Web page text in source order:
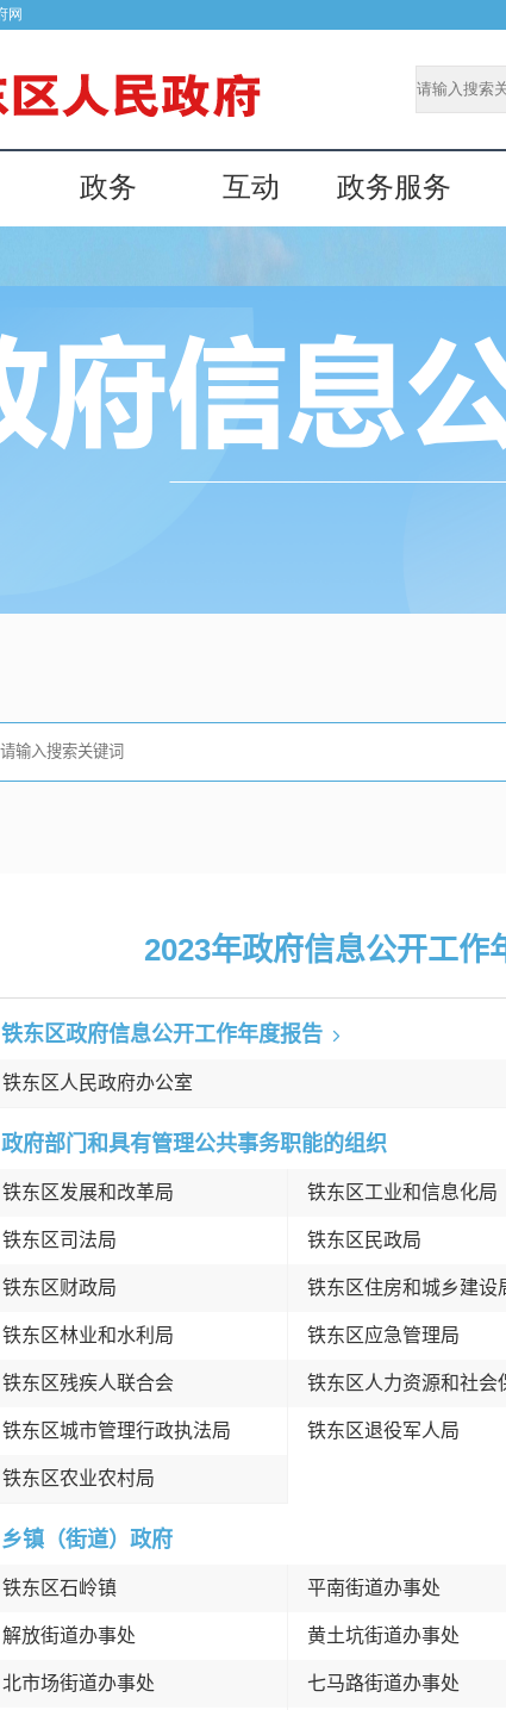
2023年政府信息公开工作
铁东区政府信息公开工作年度报告
铁东区人民政府办公室
政府部门和具有管理公共事务职能的组织
铁东区发展和改革局 铁东区工业和信息化局
铁东区司法局 铁东区民政局
铁东区财政局 铁东区住房和城乡建设
铁东区林业和水利局 铁东区应急管理局
铁东区残疾人联合会 铁东区人力资源和社会
铁东区城市管理行政执法局 铁东区退役军人局
铁东区农业农村局
乡镇（街道）政府
铁东区石岭镇 平南街道办事处
解放街道办事处 黄土坑街道办事处
北市场街道办事处 七马路街道办事处